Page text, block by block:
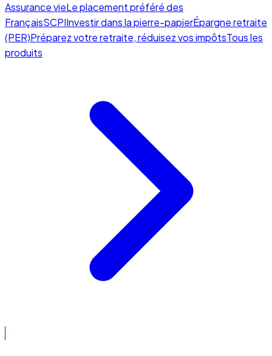
Assurance vieLe placement préféré des
FrançaisSCPIInvestir dans la pierre-papierÉpargne retraite
(PER)Préparez votre retraite, réduisez vos impôtsTous les
produits